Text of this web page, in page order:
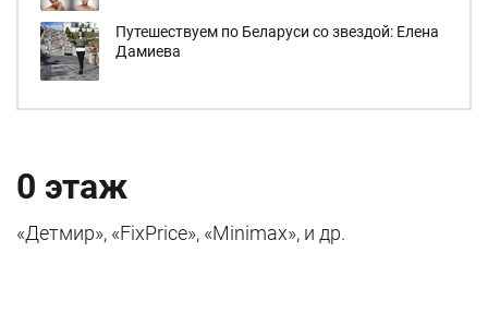
Путешествуем по Беларуси со звездой: Елена
Дамиева
0 этаж
«Детмир», «FixPrice», «Minimax», и др.